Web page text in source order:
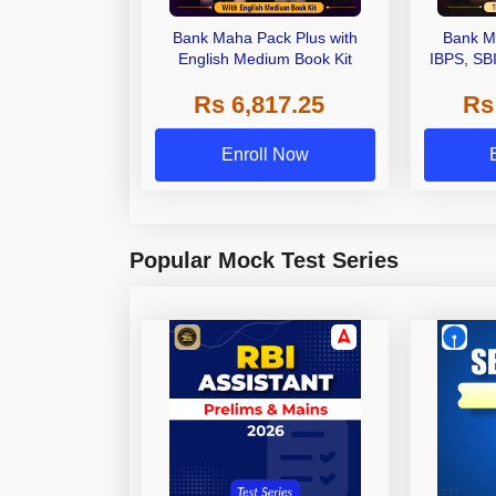
Bank Maha Pack Plus with
English Medium Book Kit
Rs 6,817.25
Enroll Now
Bank
IBPS,
Other
Popular Mock Test Series